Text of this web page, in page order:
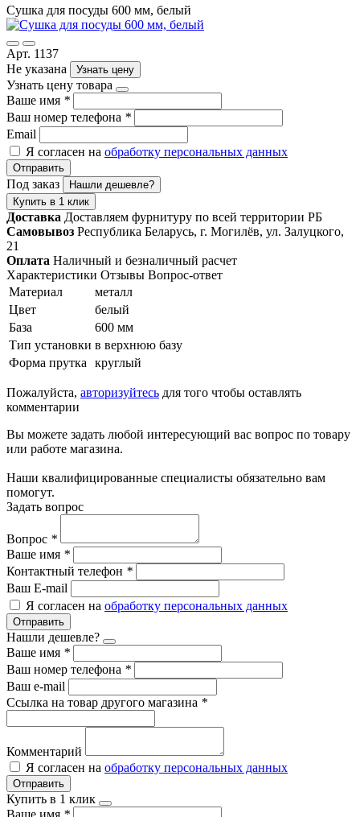
Сушка для посуды 600 мм, белый
Арт. 1137
Не указана
Узнать цену
Узнать цену товара
Ваше имя *
Ваш номер телефона *
Email
Я согласен на обработку персональных данных
Отправить
Под заказ
Нашли дешевле?
Купить в 1 клик
Доставка Доставляем фурнитуру по всей территории РБ
Самовывоз Республика Беларусь, г. Могилёв, ул. Залуцкого,
21
Оплата Наличный и безналичный расчет
Характеристики Отзывы Вопрос-ответ
Материал
металл
Цвет
белый
База
600 мм
Тип установки в верхнюю базу
Форма прутка
круглый
Пожалуйста, авторизуйтесь для того чтобы оставлять
комментарии
Вы можете задать любой интересующий вас вопрос по товару
или работе магазина.
Наши квалифицированные специалисты обязательно вам
помогут.
Задать вопрос
Вопрос *
Ваше имя *
Контактный телефон *
Ваш E-mail
Я согласен на обработку персональных данных
Отправить
Нашли дешевле?
Ваше имя *
Ваш номер телефона *
Ваш e-mail
Ссылка на товар другого магазина *
Комментарий
Я согласен на обработку персональных данных
Отправить
Купить в 1 клик
Ваше имя *